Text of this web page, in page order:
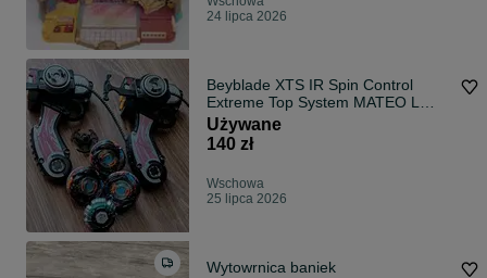
24 lipca 2026
Beyblade XTS IR Spin Control
Extreme Top System MATEO L
DRAGO
Używane
140 zł
Wschowa
25 lipca 2026
Wytowrnica baniek